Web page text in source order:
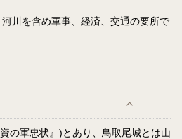
川を含め軍事、経済、交通の要所で
の軍忠状』)とあり、鳥取尾城とは山